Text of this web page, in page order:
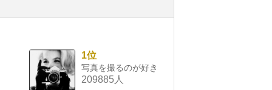
1位
写真を撮るのが好き
209885人